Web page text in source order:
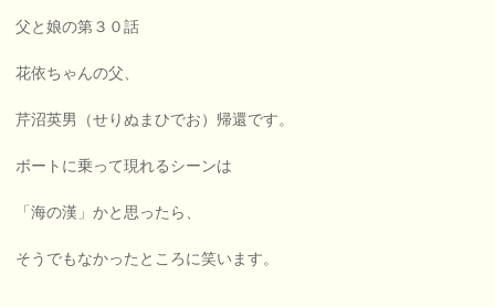
父と娘の第３０話
花依ちゃんの父、
芹沼英男（せりぬまひでお）帰還です。
ボートに乗って現れるシーンは
「海の漢」かと思ったら、
そうでもなかったところに笑います。